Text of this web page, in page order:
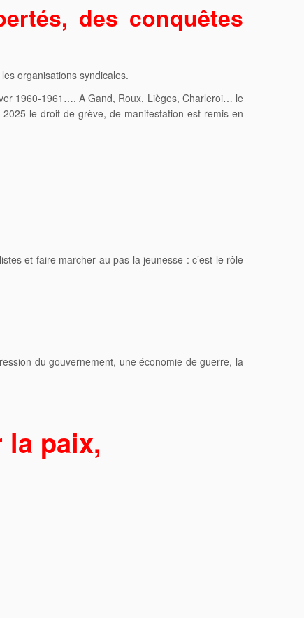
des conquêtes
organisations syndicales.
1960-1961…. A Gand, Roux, Lièges, Charleroi… le
le droit de grève, de manifestation est remis en
et faire marcher au pas la jeunesse : c’est le rôle
du gouvernement, une économie de guerre, la
la paix,